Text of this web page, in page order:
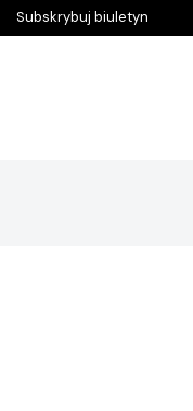
Subskrybuj biuletyn